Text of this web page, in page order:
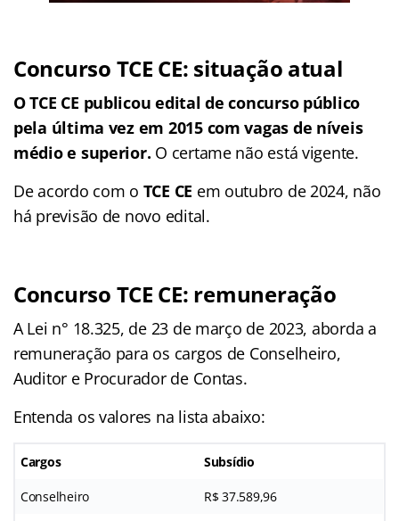
Concurso TCE CE: situação atual
O TCE CE publicou edital de concurso público
pela última vez em 2015 com vagas de níveis
médio e superior. O certame não está vigente.
De acordo com o TCE CE em outubro de 2024, não
há previsão de novo edital.
Concurso TCE CE: remuneração
A Lei n° 18.325, de 23 de março de 2023, aborda a
remuneração para os cargos de Conselheiro,
Auditor e Procurador de Contas.
Entenda os valores na lista abaixo:
Cargos Subsídio
Conselheiro R$ 37.589,96